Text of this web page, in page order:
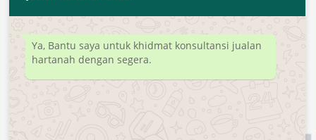
Developed byMyTranspro
Ya, Bantu saya untuk khidmat konsultansi jualan
hartanah dengan segera.